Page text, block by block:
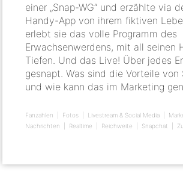
einer „Snap-WG“ und erzählte via
Handy-App von ihrem fiktiven
erlebt sie das volle Programm des
Erwachsenwerdens, mit all seinen
Tiefen. Und das Live! Über jedes
gesnapt. Was sind die Vorteile von
und wie kann das im Marketing
Fanzahlen Fotos Livestream & Social Media
Nachrichten
Realtime Reichweite Snapchat